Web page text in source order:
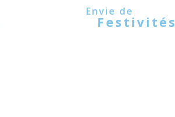
Festivités